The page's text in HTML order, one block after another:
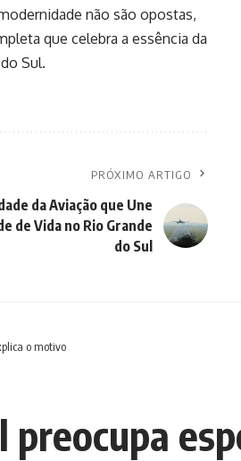
não são opostas,
que celebra a essência da
Sul.
PRÓXIMO ARTIGO
da Aviação que Une
de Vida no Rio Grande
do Sul
o motivo